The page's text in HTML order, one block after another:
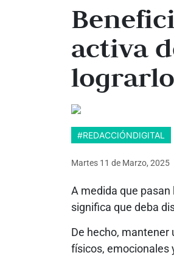
activa
lograrlo
#REDACCIÓNDIGITAL
Martes 11 de Marzo, 2025
A medida que
significa que deba
De hecho,
físicos, emocionales